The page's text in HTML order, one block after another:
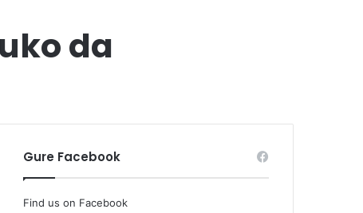
da
Gure Facebook
Find us on Facebook